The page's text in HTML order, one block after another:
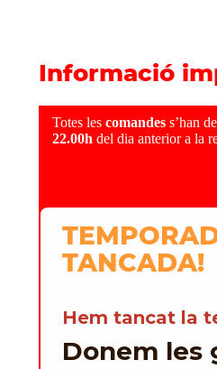
TANCADA!
Hem tancat la
Donem les
Informació
Totes les comandes s’han
22.00h del dia anterior a la
Si es vol fer una comanda
al 608 239 114.